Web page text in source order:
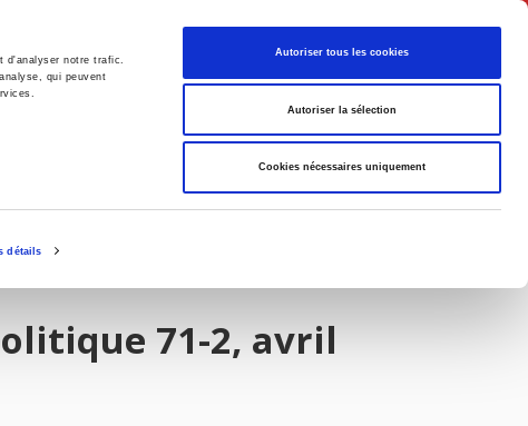
d'analyser notre trafic.
qui peuvent
détails
Autoriser tous les cookies
Autoriser la sélection
Cookies nécessaires uniquement
Français
71-2, avril